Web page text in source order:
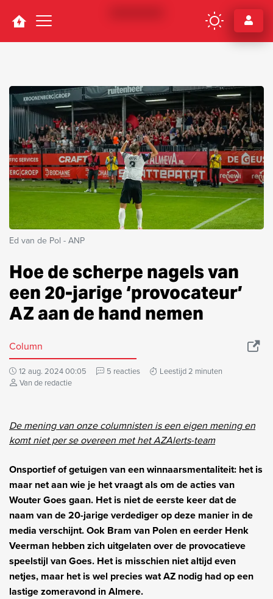
Navigation
Ed van de Pol - ANP
Hoe de scherpe nagels van
een 20-jarige ‘provocateur’
AZ aan de hand nemen
Column
12 aug. 2024 00:05 5 reacties
Leestijd 2 minuten
Van de redactie
De mening van onze columnisten is een eigen mening en
komt niet per se overeen met het AZAlerts-team
Onsportief of getuigen van een winnaarsmentaliteit: het is
maar net aan wie je het vraagt als om de acties van
Wouter Goes gaan. Het is niet de eerste keer dat de
naam van de 20-jarige verdediger op deze manier in de
media verschijnt. Ook Bram van Polen en eerder Henk
Veerman hebben zich uitgelaten over de provocatieve
speelstijl van Goes. Het is misschien niet altijd even
netjes, maar het is wel precies wat AZ nodig had op een
lastige zomeravond in Almere.